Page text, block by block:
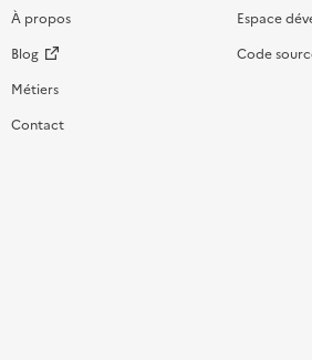
À propos
Blog
Métiers
Contact
Espace
Code